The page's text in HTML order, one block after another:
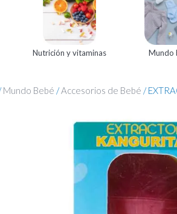
Nutrición y vitaminas Mundo
Mundo Bebé /Accesorios de Bebé /